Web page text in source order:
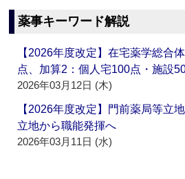
薬事キーワード解説
【2026年度改定】在宅薬学総合
点、加算2：個人宅100点・施設
2026年03月12日 (木)
【2026年度改定】門前薬局等立
立地から職能発揮へ
2026年03月11日 (水)